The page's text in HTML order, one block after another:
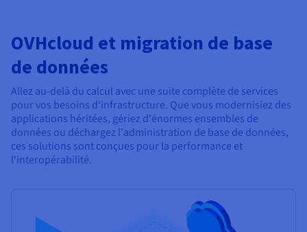
OVHcloud et migration de base
de données
Allez au-delà du calcul avec une suite complète de services
pour vos besoins d'infrastructure. Que vous modernisiez des
applications héritées, gériez d'énormes ensembles de
données ou déchargez l'administration de base de données,
ces solutions sont conçues pour la performance et
l'interopérabilité.